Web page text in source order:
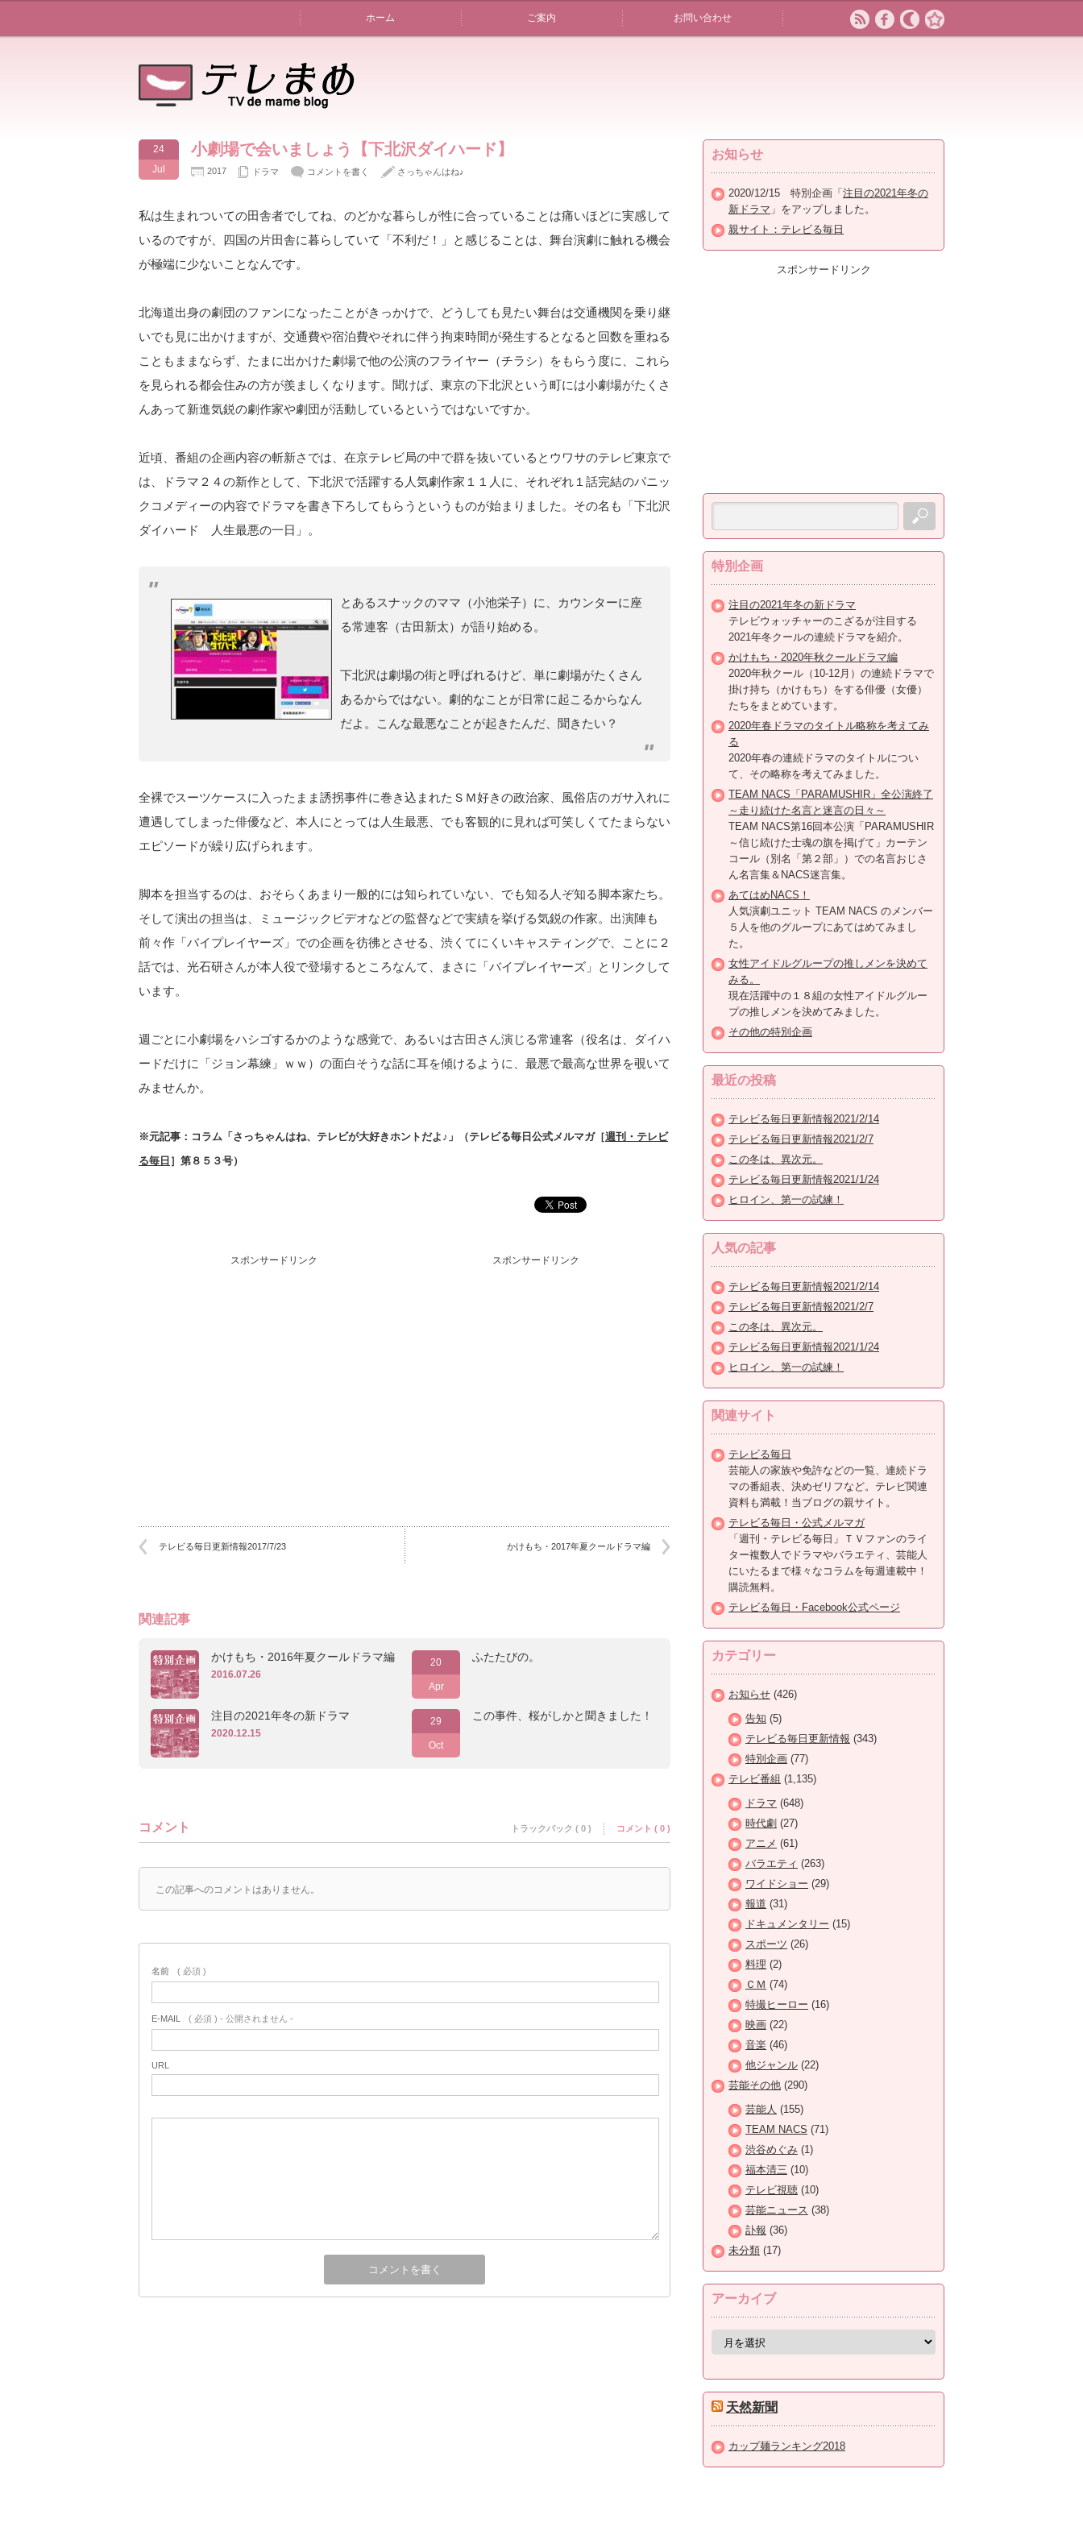
ホーム ご案内 お問い合わせ
24
Jul
小劇場で会いましょう【下北沢ダイハード】
2017 ドラマ コメントを書く さっちゃんはね♪
私は生まれついての田舎者でしてね、のどかな暮らしが性に合っていることは痛いほどに実感して
いるのですが、四国の片田舎に暮らしていて「不利だ！」と感じることは、舞台演劇に触れる機会
が極端に少ないことなんです。
北海道出身の劇団のファンになったことがきっかけで、どうしても見たい舞台は交通機関を乗り継
いでも見に出かけますが、交通費や宿泊費やそれに伴う拘束時間が発生するとなると回数を重ねる
こともままならず、たまに出かけた劇場で他の公演のフライヤー（チラシ）をもらう度に、これら
を見られる都会住みの方が羨ましくなります。聞けば、東京の下北沢という町には小劇場がたくさ
んあって新進気鋭の劇作家や劇団が活動しているというではないですか。
近頃、番組の企画内容の斬新さでは、在京テレビ局の中で群を抜いているとウワサのテレビ東京で
は、ドラマ２４の新作として、下北沢で活躍する人気劇作家１１人に、それぞれ１話完結のパニッ
クコメディーの内容でドラマを書き下ろしてもらうというものが始まりました。その名も「下北沢
ダイハード 人生最悪の一日」。
とあるスナックのママ（小池栄子）に、カウンターに座
る常連客（古田新太）が語り始める。
下北沢は劇場の街と呼ばれるけど、単に劇場がたくさん
あるからではない。劇的なことが日常に起こるからなん
だよ。こんな最悪なことが起きたんだ、聞きたい？
全裸でスーツケースに入ったまま誘拐事件に巻き込まれたＳＭ好きの政治家、風俗店のガサ入れに
遭遇してしまった俳優など、本人にとっては人生最悪、でも客観的に見れば可笑しくてたまらない
エピソードが繰り広げられます。
脚本を担当するのは、おそらくあまり一般的には知られていない、でも知る人ぞ知る脚本家たち。
そして演出の担当は、ミュージックビデオなどの監督などで実績を挙げる気鋭の作家。出演陣も
前々作「バイプレイヤーズ」での企画を彷彿とさせる、渋くてにくいキャスティングで、ことに２
話では、光石研さんが本人役で登場するところなんて、まさに「バイプレイヤーズ」とリンクして
います。
週ごとに小劇場をハシゴするかのような感覚で、あるいは古田さん演じる常連客（役名は、ダイハ
ードだけに「ジョン幕練」ｗｗ）の面白そうな話に耳を傾けるように、最悪で最高な世界を覗いて
みませんか。
※元記事：コラム「さっちゃんはね、テレビが大好きホントだよ♪」（テレビる毎日公式メルマガ［週刊・テレビ
る毎日 ］第８５３号）
スポンサードリンク スポンサードリンク
テレビる毎日更新情報2017/7/23 かけもち・2017年夏クールドラマ編
関連記事
かけもち・2016年夏クールドラマ編
2016.07.26
20
Apr
ふたたびの。
注目の2021年冬の新ドラマ
2020.12.15
29
Oct
この事件、桜がしかと聞きました！
コメント トラックバック ( 0 ) コメント ( 0 )
この記事へのコメントはありません。
名前 ( 必須 )
E-MAIL ( 必須 ) - 公開されません -
URL
お知らせ
2020/12/15 特別企画「 注目の2021年冬の
新ドラマ 」をアップしました。
親サイト：テレビる毎日
スポンサードリンク
特別企画
注目の2021年冬の新ドラマ
テレビウォッチャーのこざるが注目する
2021年冬クールの連続ドラマを紹介。
かけもち・2020年秋クールドラマ編
2020年秋クール（10-12月）の連続ドラマで
掛け持ち（かけもち）をする俳優（女優）
たちをまとめています。
2020年春ドラマのタイトル略称を考えてみ
る
2020年春の連続ドラマのタイトルについ
て、その略称を考えてみました。
TEAM NACS「PARAMUSHIR」全公演終了
～走り続けた名言と迷言の日々～
TEAM NACS第16回本公演「PARAMUSHIR
～信じ続けた士魂の旗を掲げて」カーテン
コール（別名「第２部」）での名言おじさ
ん名言集＆NACS迷言集。
あてはめNACS！
人気演劇ユニット TEAM NACS のメンバー
５人を他のグループにあてはめてみまし
た。
女性アイドルグループの推しメンを決めて
みる。
現在活躍中の１８組の女性アイドルグルー
プの推しメンを決めてみました。
その他の特別企画
最近の投稿
テレビる毎日更新情報2021/2/14
テレビる毎日更新情報2021/2/7
この冬は、異次元。
テレビる毎日更新情報2021/1/24
ヒロイン、第一の試練！
人気の記事
テレビる毎日更新情報2021/2/14
テレビる毎日更新情報2021/2/7
この冬は、異次元。
テレビる毎日更新情報2021/1/24
ヒロイン、第一の試練！
関連サイト
テレビる毎日
芸能人の家族や免許などの一覧、連続ドラ
マの番組表、決めゼリフなど。テレビ関連
資料も満載！当ブログの親サイト。
テレビる毎日・公式メルマガ
「週刊・テレビる毎日」ＴＶファンのライ
ター複数人でドラマやバラエティ、芸能人
にいたるまで様々なコラムを毎週連載中！
購読無料。
テレビる毎日・Facebook公式ページ
カテゴリー
お知らせ (426)
告知 (5)
テレビる毎日更新情報 (343)
特別企画 (77)
テレビ番組 (1,135)
ドラマ (648)
時代劇 (27)
アニメ (61)
バラエティ (263)
ワイドショー (29)
報道 (31)
ドキュメンタリー (15)
スポーツ (26)
料理 (2)
ＣＭ (74)
特撮ヒーロー (16)
映画 (22)
音楽 (46)
他ジャンル (22)
芸能その他 (290)
芸能人 (155)
TEAM NACS (71)
渋谷めぐみ (1)
福本清三 (10)
テレビ視聴 (10)
芸能ニュース (38)
訃報 (36)
未分類 (17)
アーカイブ
ー
イ
ブ
天然新聞
カップ麺ランキング2018